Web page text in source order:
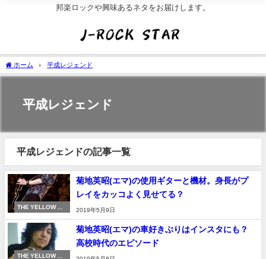
邦楽ロックや興味あるネタをお届けします。
ホーム 平成レジェンド
平成レジェンド
平成レジェンドの記事一覧
THE YELLOW MO
菊地英昭(エマ)の使用ギターと機材。身長がプ
レイをカッコよく見せてる？
2019年5月9日
THE YELLOW MO
菊地英昭(エマ)の車好きぶりはインスタにも？
高校時代のエピソード